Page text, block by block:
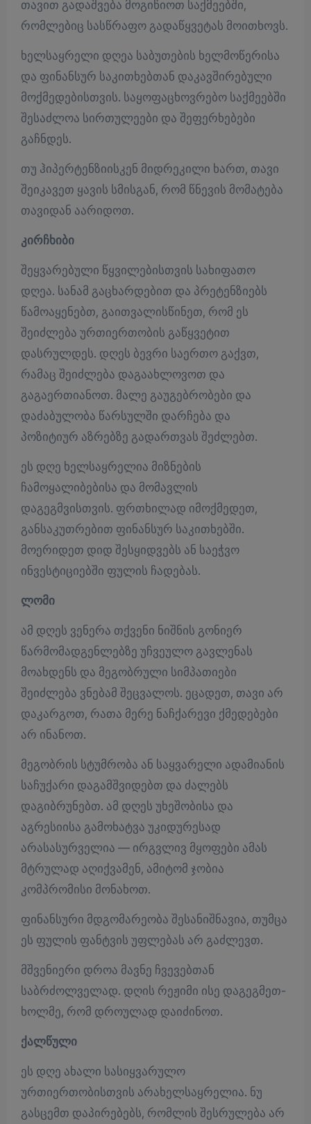
თავით გადაშვება მოგიწიოთ საქმეებში,
რომლებიც სასწრაფო გადაწყვეტას მოითხოვს.
ხელსაყრელი დღეა საბუთების ხელმოწერისა
და ფინანსურ საკითხებთან დაკავშირებული
მოქმედებისთვის. საყოფაცხოვრებო საქმეებში
შესაძლოა სირთულეები და შეფერხებები
გაჩნდეს.
თუ ჰიპერტენზიისკენ მიდრეკილი ხართ, თავი
შეიკავეთ ყავის სმისგან, რომ წნევის მომატება
თავიდან აარიდოთ.
კირჩხიბი
შეყვარებული წყვილებისთვის სახიფათო
დღეა. სანამ გაცხარდებით და პრეტენზიებს
წამოაყენებთ, გაითვალისწინეთ, რომ ეს
შეიძლება ურთიერთობის გაწყვეტით
დასრულდეს. დღეს ბევრი საერთო გაქვთ,
რამაც შეიძლება დაგაახლოვოთ და
გაგაერთიანოთ. მალე გაუგებრობები და
დაძაბულობა წარსულში დარჩება და
პოზიტიურ აზრებზე გადართვას შეძლებთ.
ეს დღე ხელსაყრელია მიზნების
ჩამოყალიბებისა და მომავლის
დაგეგმვისთვის. ფრთხილად იმოქმედეთ,
განსაკუთრებით ფინანსურ საკითხებში.
მოერიდეთ დიდ შესყიდვებს ან საეჭვო
ინვესტიციებში ფულის ჩადებას.
ლომი
ამ დღეს ვენერა თქვენი ნიშნის გონიერ
წარმომადგენლებზე უჩვეულო გავლენას
მოახდენს და მეგობრული სიმპათიები
შეიძლება ვნებამ შეცვალოს. ეცადეთ, თავი არ
დაკარგოთ, რათა მერე ნაჩქარევი ქმედებები
არ ინანოთ.
მეგობრის სტუმრობა ან საყვარელი ადამიანის
საჩუქარი დაგამშვიდებთ და ძალებს
დაგიბრუნებთ. ამ დღეს უხეშობისა და
აგრესიისა გამოხატვა უკიდურესად
არასასურველია — ირგვლივ მყოფები ამას
მტრულად აღიქვამენ, ამიტომ ჯობია
კომპრომისი მონახოთ.
ფინანსური მდგომარეობა შესანიშნავია, თუმცა
ეს ფულის ფანტვის უფლებას არ გაძლევთ.
მშვენიერი დროა მავნე ჩვევებთან
საბრძოლველად. დღის რეჟიმი ისე დაგეგმეთ-
ხოლმე, რომ დროულად დაიძინოთ.
ქალწული
ეს დღე ახალი სასიყვარულო
ურთიერთობისთვის არახელსაყრელია. ნუ
გასცემთ დაპირებებს, რომლის შესრულება არ